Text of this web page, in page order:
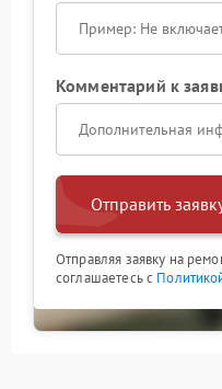
Комментарий к
Отправить
Отправляя заявку на
соглашаетесь с